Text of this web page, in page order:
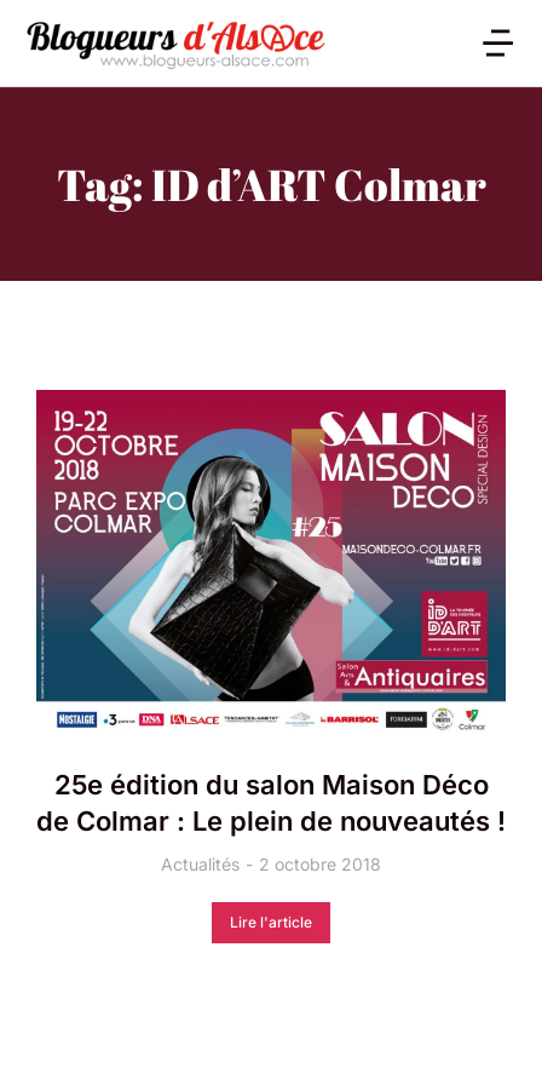
Tag: ID d’ART Colmar
25e édition du salon Maison Déco
de Colmar : Le plein de nouveautés !
Actualités 2 octobre 2018
Lire l'article